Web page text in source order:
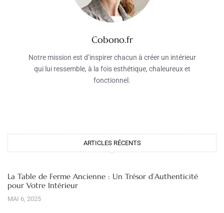
Cobono.fr
Notre mission est d’inspirer chacun à créer un intérieur
qui lui ressemble, à la fois esthétique, chaleureux et
fonctionnel.
ARTICLES RÉCENTS
La Table de Ferme Ancienne : Un Trésor d’Authenticité
pour Votre Intérieur
MAI 6, 2025